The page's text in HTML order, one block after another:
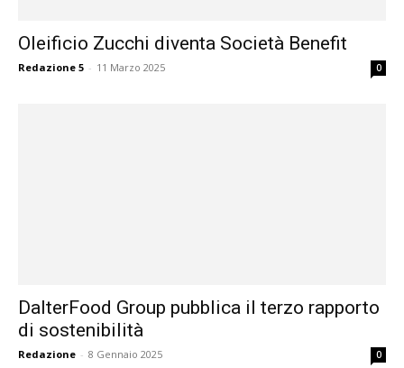
Oleificio Zucchi diventa Società Benefit
Redazione 5 - 11 Marzo 2025 0
DalterFood Group pubblica il terzo rapporto
di sostenibilità
Redazione - 8 Gennaio 2025 0